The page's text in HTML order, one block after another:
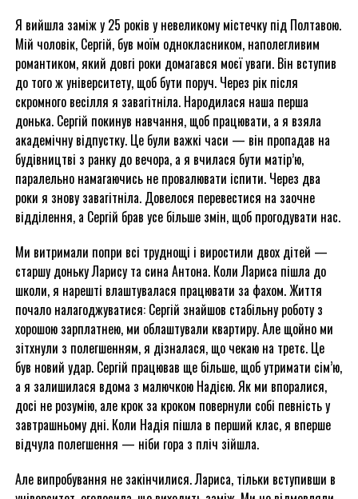
Я вийшла заміж у 25 років у невеликому містечку під Полтавою.
Мій чоловік, Сергій, був моїм однокласником, наполегливим
романтиком, який довгі роки домагався моєї уваги. Він вступив
до того ж університету, щоб бути поруч. Через рік після
скромного весілля я завагітніла. Народилася наша перша
донька. Сергій покинув навчання, щоб працювати, а я взяла
академічну відпустку. Це були важкі часи — він пропадав на
будівництві з ранку до вечора, а я вчилася бути матір’ю,
паралельно намагаючись не провалювати іспити. Через два
роки я знову завагітніла. Довелося перевестися на заочне
відділення, а Сергій брав усе більше змін, щоб прогодувати нас.
Ми витримали попри всі труднощі і виростили двох дітей —
старшу доньку Ларису та сина Антона. Коли Лариса пішла до
школи, я нарешті влаштувалася працювати за фахом. Життя
почало налагоджуватися: Сергій знайшов стабільну роботу з
хорошою зарплатнею, ми облаштували квартиру. Але щойно ми
зітхнули з полегшенням, я дізналася, що чекаю на третє. Це
був новий удар. Сергій працював ще більше, щоб утримати сім’ю,
а я залишилася вдома з малючкою Надією. Як ми впоралися,
досі не розумію, але крок за кроком повернули собі певність у
завтрашньому дні. Коли Надія пішла в перший клас, я вперше
відчула полегшення — ніби гора з пліч зійшла.
Але випробування не закінчилися. Лариса, тільки вступивши в